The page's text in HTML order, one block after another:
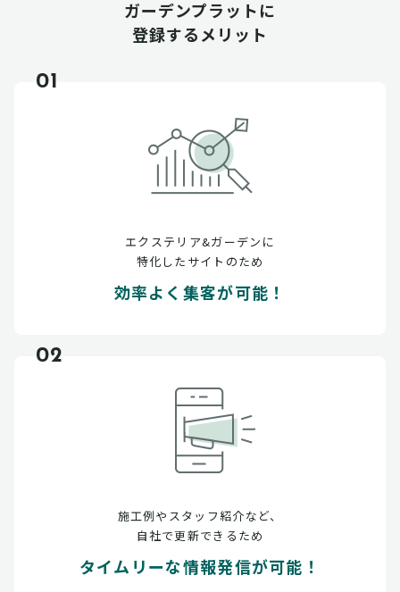
ガーデンプラットに
登録するメリット
01
エクステリア&ガーデンに
特化したサイトのため
効率よく集客が可能！
02
施工例やスタッフ紹介など、
自社で更新できるため
タイムリーな情報発信が可能！